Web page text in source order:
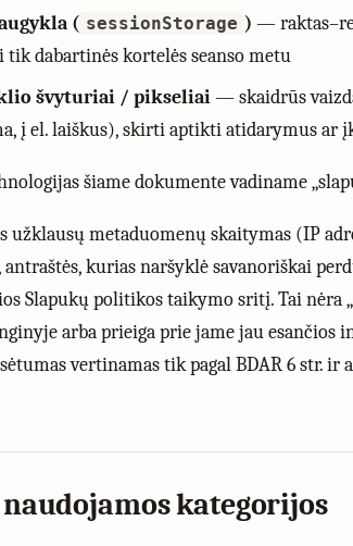
( sessionStorage ) —
tik dabartinės kortelės seanso metu
švyturiai / pikseliai— skaidrūs
į el. laiškus), skirti aptikti atidarymus ar
šiame dokumente vadiname
užklausų metaduomenų skaitymas (IP
antraštės, kurias naršyklė savanoriškai
Slapukų politikos taikymo sritį. Tai nėra
arba prieiga prie jame jau esančios
vertinamas tik pagal BDAR 6 str. ir
naudojamos kategorijos